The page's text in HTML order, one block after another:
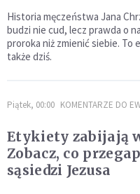
Historia męczeństwa Jana
budzi nie cud, lecz prawda o
proroka niż zmienić siebie.
także dziś.
Piątek, 00:00 KOMENTARZE DO
Etykiety zabijają
Zobacz, co
sąsiedzi Jezusa